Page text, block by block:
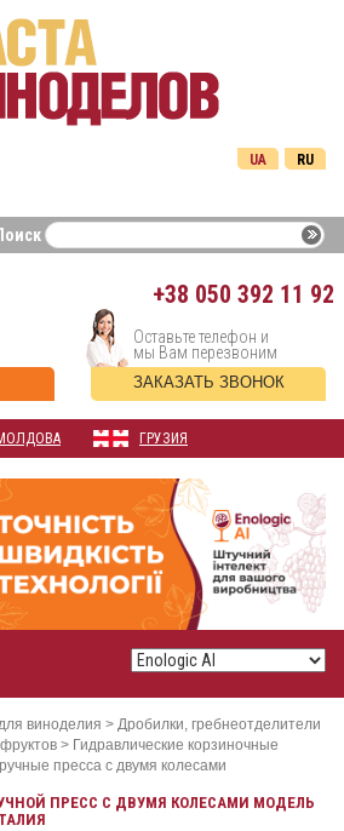
RU
UA
+38 050 392 11 92
Оставьте телефон и
мы Вам перезвоним
ЗАКАЗАТЬ ЗВОНОК
ГРУЗИЯ
виноделия > Дробилки, гребнеотделители
> Гидравлические корзиночные
пресса с двумя колесами
ПРЕСС С ДВУМЯ КОЛЕСАМИ МОДЕЛЬ